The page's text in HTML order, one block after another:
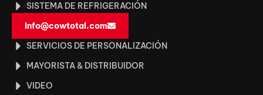
SISTEMA DE REFRIGERACIÓN
info@cowtotal.com
SERVICIOS DE PERSONALIZACIÓN
MAYORISTA & DISTRIBUIDOR
VIDEO